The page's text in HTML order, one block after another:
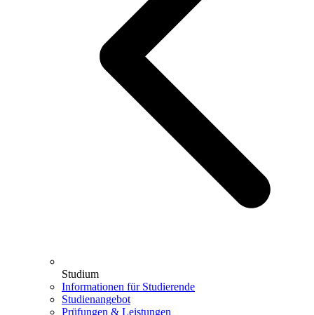
Studium
Informationen für Studierende
Studienangebot
Prüfungen & Leistungen